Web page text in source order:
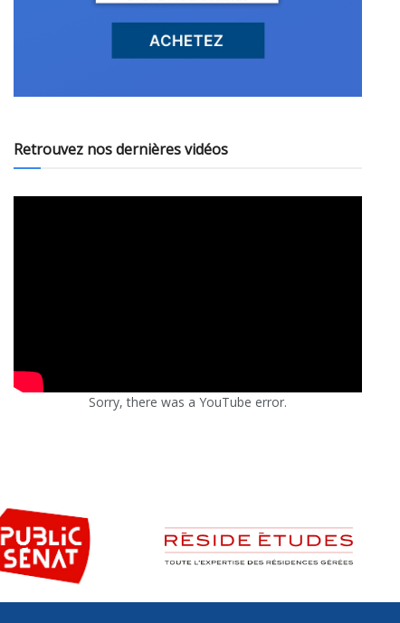
Retrouvez nos dernières vidéos
Sorry, there was a YouTube error.